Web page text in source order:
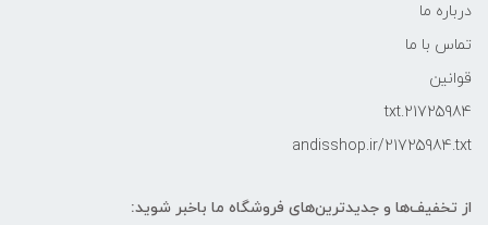
درباره ما
تماس با ما
قوانین
21725984.txt
andisshop.ir/21725984.txt
از تخفیف‌ها و جدیدترین‌های فروشگاه ما باخبر شوید: